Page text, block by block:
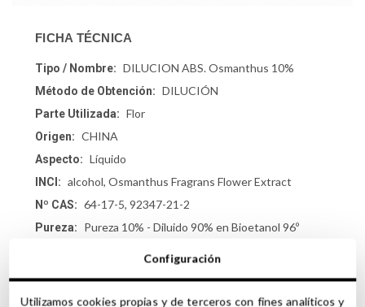
FICHA TÉCNICA
Tipo / Nombre: DILUCION ABS. Osmanthus 10%
Método de Obtención: DILUCIÓN
Parte Utilizada: Flor
Origen: CHINA
Aspecto: Líquido
INCI: alcohol, Osmanthus Fragrans Flower Extract
Nº CAS: 64-17-5, 92347-21-2
Pureza: Pureza 10% - Diluido 90% en Bioetanol 96º
Configuración
Utilizamos cookies propias y de terceros con fines analíticos y